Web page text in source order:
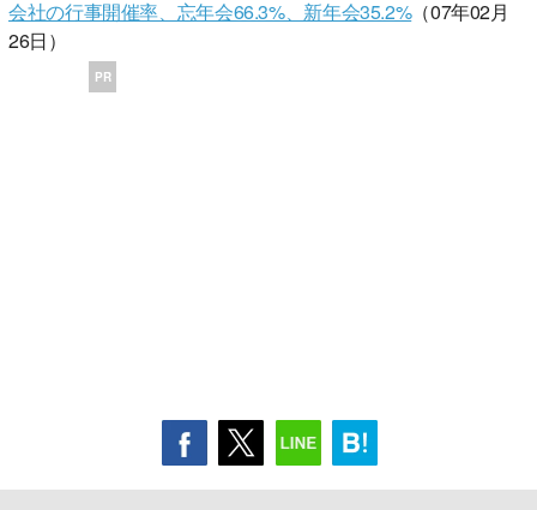
会社の行事開催率、忘年会66.3%、新年会35.2%（07年02月
26日）
PR